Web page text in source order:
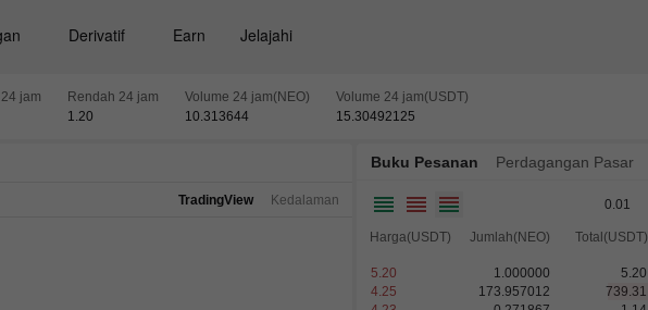
Derivatif Earn Jelajahi
jam
Rendah 24 jam
1.20
Volume 24 jam(NEO)
10.313644
Volume 24 jam(USDT)
15.30492125
TradingView Kedalaman
Buku Pesanan Perdagangan Pasar
0.01
Harga(USDT) Jumlah(NEO) Total(USDT)
5.20 1.000000
5.20
4.25
173.957012
739.31